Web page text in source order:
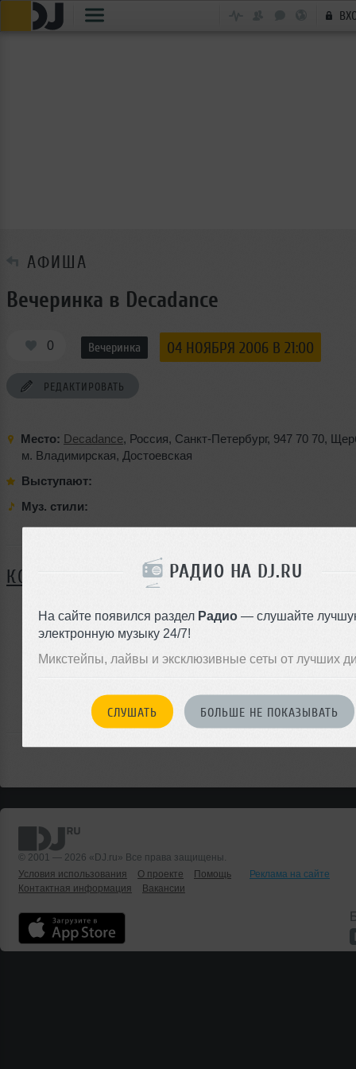
РАДИО НА DJ.RU
На сайте появился раздел Радио — слушайте
электронную музыку 24/7!
Микстейпы, лайвы и эксклюзивные сеты от лучших
СЛУШАТЬ БОЛЬШЕ НЕ ПОКАЗЫВАТЬ
АФИША
Вечеринка в Decadance
0 Вечеринка 04 НОЯБРЯ 2006 В 21:00
РЕДАКТИРОВАТЬ
Место: Decadance, Россия, Санкт-Петербург, 947 70 70,
м. Владимирская, Достоевская
Выступают:
Муз. стили:
КОММЕНТАРИИ
ЗАРЕГИСТРИРУЙТЕСЬ
чтобы оставить комментарий
© 2001 — 2026 «DJ.ru» Все права защищены.
Условия использования
О проекте Помощь
Реклама на сайте
Контактная информация
Вакансии